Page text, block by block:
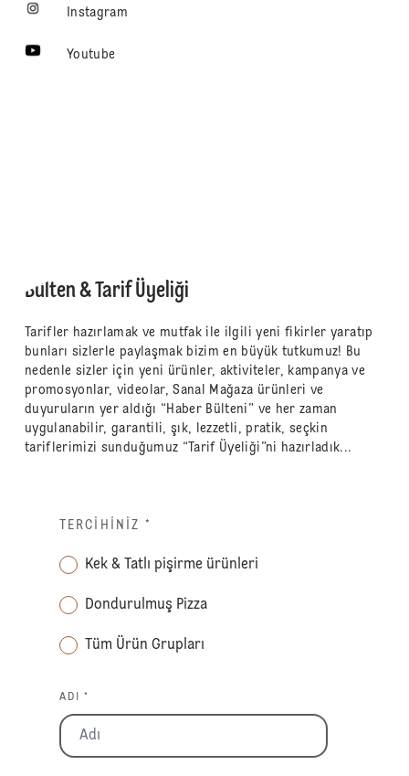
Instagram
Youtube
Bülten & Tarif Üyeliği
Tarifler hazırlamak ve mutfak ile ilgili yeni fikirler yaratıp
bunları sizlerle paylaşmak bizim en büyük tutkumuz! Bu
nedenle sizler için yeni ürünler, aktiviteler, kampanya ve
promosyonlar, videolar, Sanal Mağaza ürünleri ve
duyuruların yer aldığı “Haber Bülteni” ve her zaman
uygulanabilir, garantili, şık, lezzetli, pratik, seçkin
tariflerimizi sunduğumuz “Tarif Üyeliği”ni hazırladık...
TERCIHINIZ *
Kek & Tatlı pişirme ürünleri
Dondurulmuş Pizza
Tüm Ürün Grupları
ADI *